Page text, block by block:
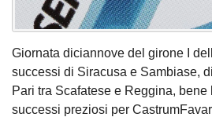
Giornata diciannove del girone I
successi di Siracusa e Sambiase,
Pari tra Scafatese e Reggina, bene
successi preziosi per